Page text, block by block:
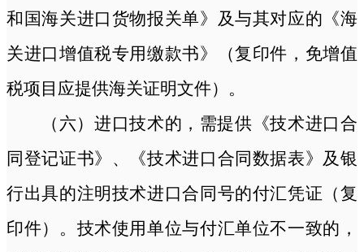
和国海关进口货物报关单》及与其对应的《海
关进口增值税专用缴款书》（复印件，免增值
税项目应提供海关证明文件）。
（六）进口技术的，需提供《技术进口合
同登记证书》、《技术进口合同数据表》及银
行出具的注明技术进口合同号的付汇凭证（复
印件）。技术使用单位与付汇单位不一致的，